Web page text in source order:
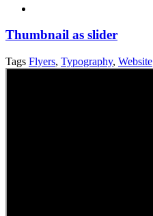
Thumbnail as slider
Tags Flyers, Typography, Website